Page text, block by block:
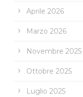
Aprile 2026
Marzo 2026
Novembre 2025
Ottobre 2025
Luglio 2025